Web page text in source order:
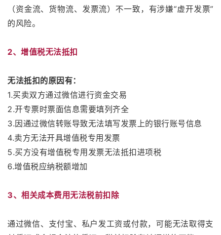
（资金流、货物流、发票流）不一致，有涉嫌“虚开发票”
的风险。
2、增值税无法抵扣
无法抵扣的原因有：
1.买卖双方通过微信进行资金交易
2.开专票时票面信息需要填列齐全
3.因通过微信转账导致无法填写发票上的银行账号信息
4.卖方无法开具增值税专用发票
5.买方没有增值税专用发票无法抵扣进项税
6.增值税应纳税额增加
3、相关成本费用无法税前扣除
通过微信、支付宝、私户发工资或付款，可能无法取得支